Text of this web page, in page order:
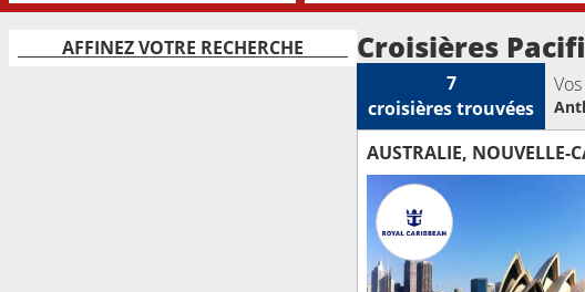
AFFINEZ VOTRE RECHERCHE Croisières
7
croisièrestrouvées
AUSTRALIE, NOUVELLE-